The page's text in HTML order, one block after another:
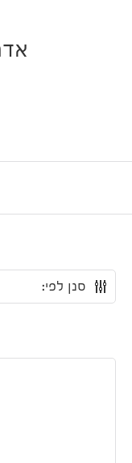
סנן לפי: